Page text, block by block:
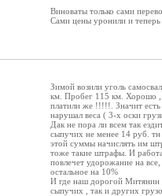
Виноваты только сами
Сами цены уронили и теперь
Зимой возили уголь
км. Пробег 115 км. Хорошо ,
платили же !!!!!. Значит
нарушал веса ( 3-х оски
Дак не пора ли всем так
сыпучих не менее 14 руб.
этой суммы начислять им
тоже такие штрафы. И
повлечет удорожание на
остальное на 10%
И где наш дорогой Митянин
сыпучих , так и других